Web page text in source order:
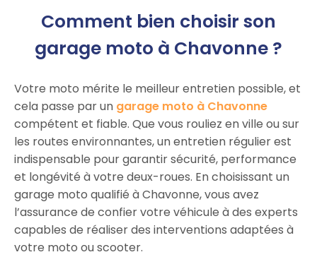
Comment bien choisir son
garage moto à Chavonne ?
Votre moto mérite le meilleur entretien possible, et
cela passe par un garage moto à Chavonne
compétent et fiable. Que vous rouliez en ville ou sur
les routes environnantes, un entretien régulier est
indispensable pour garantir sécurité, performance
et longévité à votre deux-roues. En choisissant un
garage moto qualifié à Chavonne, vous avez
l’assurance de confier votre véhicule à des experts
capables de réaliser des interventions adaptées à
votre moto ou scooter.